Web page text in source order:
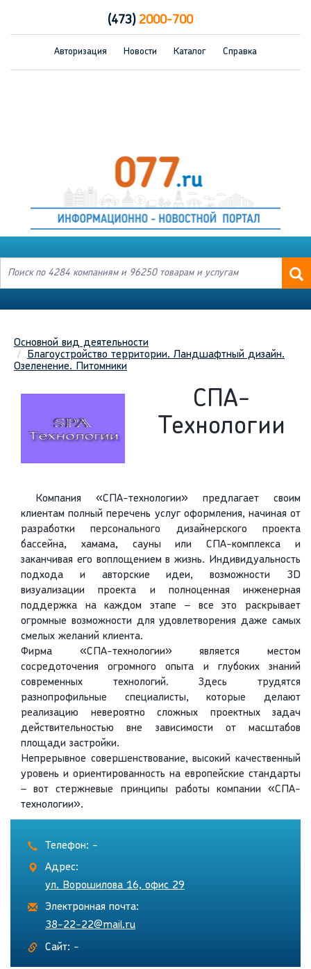
(473)2000-700
Авторизация Новости Каталог Справка
Основной вид деятельности
Благоустройство территории. Ландшафтный дизайн.
Озеленение. Питомники
СПА-
Технологии
Компания «СПА-технологии» предлагает своим
клиентам полный перечень услуг оформления, начиная от
разработки персонального дизайнерского проекта
бассейна, хамама, сауны или СПА-комплекса и
заканчивая его воплощением в жизнь. Индивидуальность
подхода и авторские идеи, возможности 3D
визуализации проекта и полноценная инженерная
поддержка на каждом этапе – все это раскрывает
огромные возможности для удовлетворения даже самых
смелых желаний клиента.
Фирма «СПА-технологии» является местом
сосредоточения огромного опыта и глубоких знаний
современных технологий. Здесь трудятся
разнопрофильные специалисты, которые делают
реализацию невероятно сложных проектных задач
действительностью вне зависимости от масштабов
площади застройки.
Непрерывное совершенствование, высокий качественный
уровень и ориентированность на европейские стандарты
– вот стержневые принципы работы компании «СПА-
технологии».
Телефон: -
Адрес:
ул. Ворошилова 16, офис 29
Электронная почта:
38-22-22@mail.ru
Сайт: -